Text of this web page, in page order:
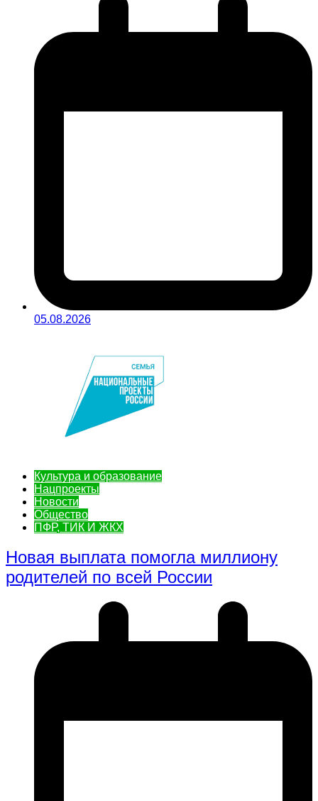
05.08.2026
Культура и образование
Нацпроекты
Новости
Общество
ПФР, ТИК И ЖКХ
Новая выплата помогла миллиону
родителей по всей России